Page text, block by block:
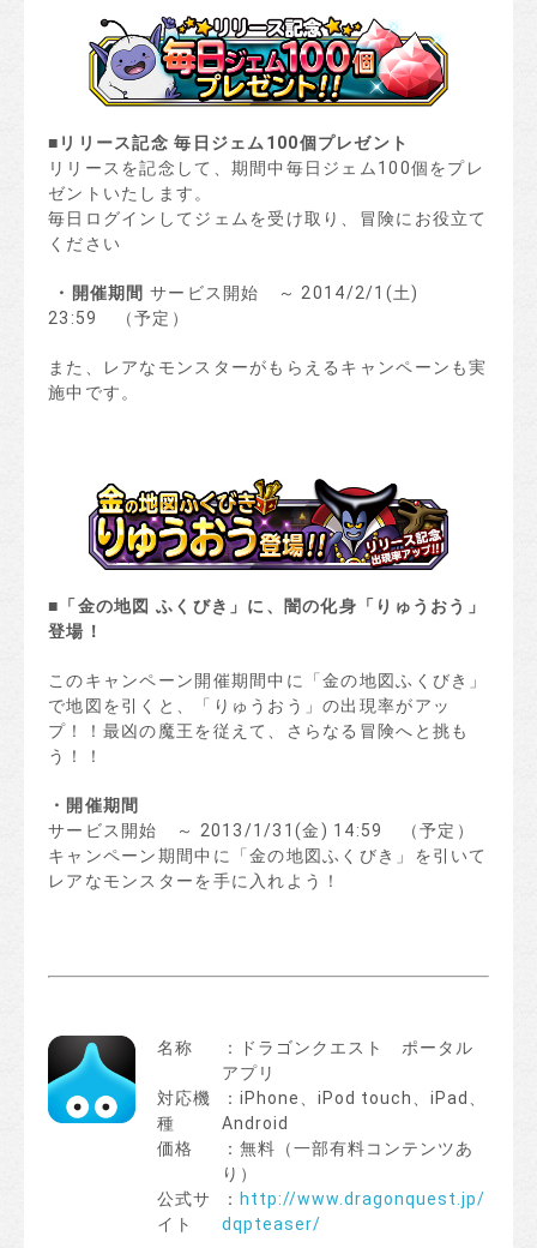
■ リリース記念 毎日ジェム100個プレゼント
リリースを記念して、期間中毎日ジェム100個をプレ
ゼントいたします。
毎日ログインしてジェムを受け取り、冒険にお役立て
ください
・ 開催期間 サービス開始 ～ 2014/2/1(土)
23:59 （予定）
また、レアなモンスターがもらえるキャンペーンも実
施中です。
■ 「金の地図 ふくびき」に、闇の化身「りゅうおう」
登場！
このキャンペーン開催期間中に「金の地図ふくびき」
で地図を引くと、「りゅうおう」の出現率がアッ
プ！！最凶の魔王を従えて、さらなる冒険へと挑も
う！！
・開催期間
サービス開始 ～ 2013/1/31(金) 14:59 （予定）
キャンペーン期間中に「金の地図ふくびき」を引いて
レアなモンスターを手に入れよう！
名称
：ドラゴンクエスト ポータル
アプリ
対応機
種
：iPhone、iPod touch、iPad、
Android
価格
：無料（一部有料コンテンツあ
り）
公式サ
イト
： http://www.dragonquest.jp/
dqpteaser/